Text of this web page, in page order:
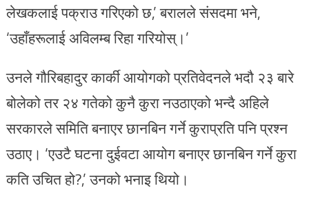
लेखकलाई पक्राउ गरिएको छ,’ बरालले संसदमा भने,
‘उहाँहरूलाई अविलम्ब रिहा गरियोस्।’
उनले गौरिबहादुर कार्की आयोगको प्रतिवेदनले भदौ २३ बारे
बोलेको तर २४ गतेको कुनै कुरा नउठाएको भन्दै अहिले
सरकारले समिति बनाएर छानबिन गर्ने कुराप्रति पनि प्रश्न
उठाए। ‘एउटै घटना दुईवटा आयोग बनाएर छानबिन गर्ने कुरा
कति उचित हो?,’ उनको भनाइ थियो।